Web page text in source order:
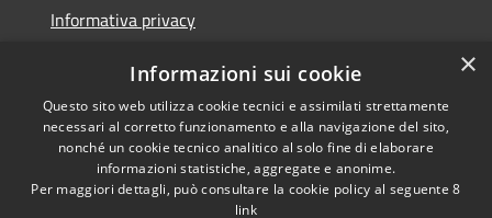
Informativa privacy
Dichiarazione di accessibilità
RSS
Copyright © 2026 • Comune di
×
Informazioni sui cookie
Questo sito web utilizza cookie tecnici e assimilati strettamente
necessari al corretto funzionamento e alla navigazione del sito,
nonché un cookie tecnico analitico al solo fine di elaborare
informazioni statistiche, aggregate e anonime.
Per maggiori dettagli, può consultare la cookie policy al seguente8
link